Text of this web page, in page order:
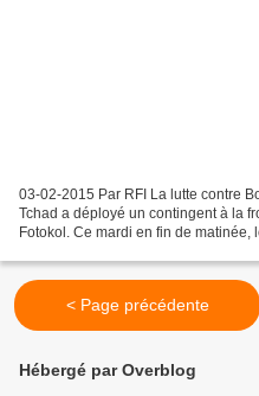
03-02-2015 Par RFI La lutte contre
Tchad a déployé un contingent à la
Fotokol. Ce mardi en fin de
< Page précédente
Hébergé par Overblog